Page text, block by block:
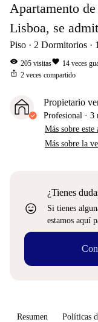
Apartamento
Lisboa, se
Piso 2 Dormitorios 1
visibility 205 visitasfavorite 14 veces
ios_share 2 veces compartido
Propietario
Profesional · 3
Más sobre este
Más sobre la
sentiment_very_satisfied
¿Tienes
Si tienes
estamos aquí
Resumen Políticas